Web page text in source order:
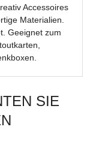
Accessoires
Materialien.
Geeignet zum
SIE